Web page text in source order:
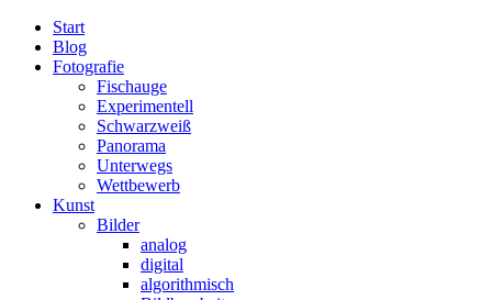
Start
Blog
Fotografie
Fischauge
Experimentell
Schwarzweiß
Panorama
Unterwegs
Wettbewerb
Kunst
Bilder
analog
digital
algorithmisch